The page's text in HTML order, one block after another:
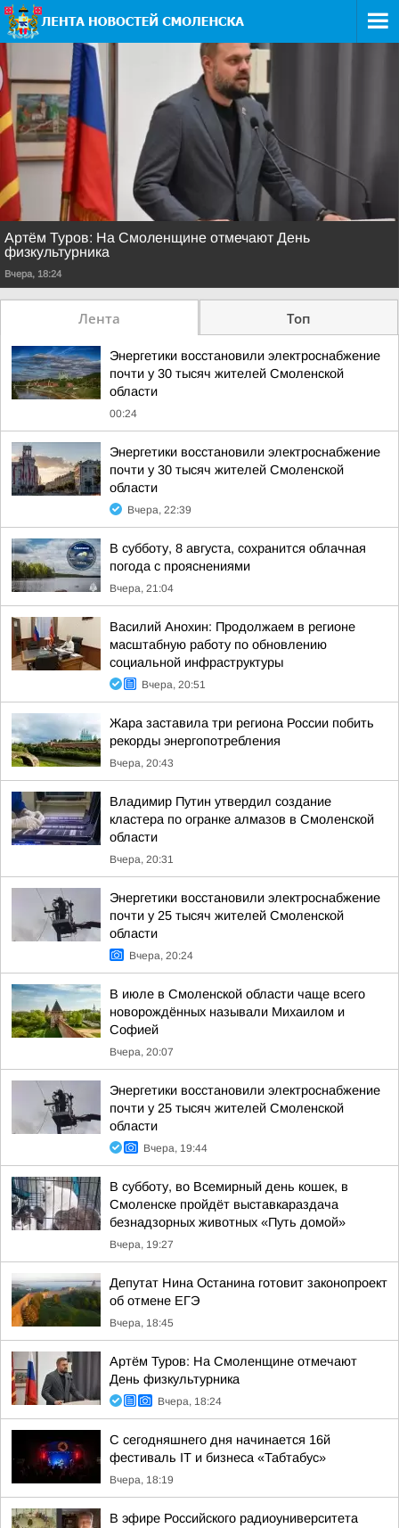
Артём Туров: На Смоленщине отмечают День
физкультурника
Вчера, 18:24
Лента Топ
Энергетики восстановили электроснабжение
почти у 30 тысяч жителей Смоленской
области
00:24
Энергетики восстановили электроснабжение
почти у 30 тысяч жителей Смоленской
области
Вчера, 22:39
В субботу, 8 августа, сохранится облачная
погода с прояснениями
Вчера, 21:04
Василий Анохин: Продолжаем в регионе
масштабную работу по обновлению
социальной инфраструктуры
Вчера, 20:51
Жара заставила три региона России побить
рекорды энергопотребления
Вчера, 20:43
Владимир Путин утвердил создание
кластера по огранке алмазов в Смоленской
области
Вчера, 20:31
Энергетики восстановили электроснабжение
почти у 25 тысяч жителей Смоленской
области
Вчера, 20:24
В июле в Смоленской области чаще всего
новорождённых называли Михаилом и
Софией
Вчера, 20:07
Энергетики восстановили электроснабжение
почти у 25 тысяч жителей Смоленской
области
Вчера, 19:44
В субботу, во Всемирный день кошек, в
Смоленске пройдёт выставкараздача
безнадзорных животных «Путь домой»
Вчера, 19:27
Депутат Нина Останина готовит законопроект
об отмене ЕГЭ
Вчера, 18:45
Артём Туров: На Смоленщине отмечают
День физкультурника
Вчера, 18:24
С сегодняшнего дня начинается 16й
фестиваль IT и бизнеса «Табтабус»
Вчера, 18:19
В эфире Российского радиоуниверситета